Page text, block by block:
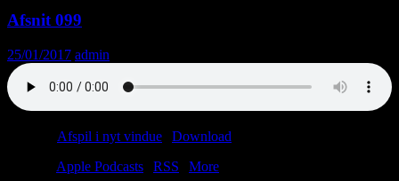
Afsnit 099
25/01/2017 admin
Afspil i nyt vindue Download
Apple Podcasts RSS
More